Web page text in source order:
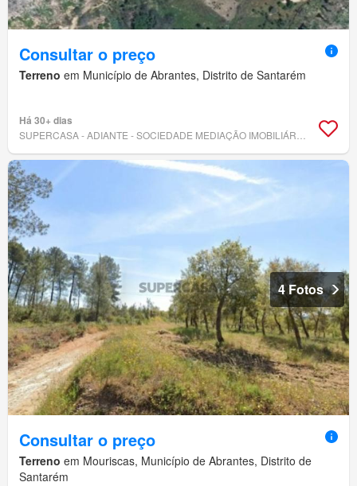
Consultar o preço
Terreno em Município de Abrantes, Distrito de Santarém
Há 30+ dias
4 Fotos
Consultar o preço
Terreno em Mouriscas, Município de Abrantes, Distrito de
Santarém